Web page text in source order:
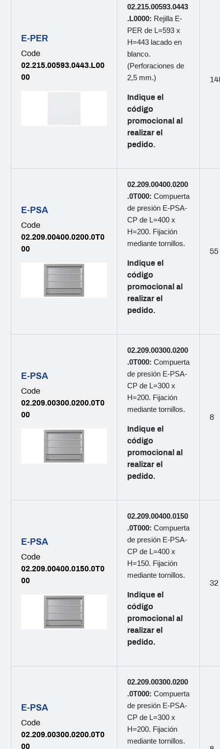
E-PER
Code
02.215.00593.0443.L00
00
02.215.00593.0443
.L0000: Rejilla E-
PER de L=593 x
H=443 lacado en
blanco.
(Perforaciones de
2,5 mm.)
Indique el
código
promocional al
realizar el
pedido.
E-PSA
Code
02.209.00400.0200.0T0
00
02.209.00400.0200
.0T000: Compuerta
de presión E-PSA-
CP de L=400 x
H=200. Fijación
mediante tornillos.
Indique el
código
promocional al
realizar el
pedido.
55
E-PSA
Code
02.209.00300.0200.0T0
00
02.209.00300.0200
.0T000:Compuerta
de presión E-PSA-
CP de L=300 x
H=200. Fijación
mediante tornillos.
Indique el
código
promocional al
realizar el
pedido.
8
E-PSA
Code
02.209.00400.0150.0T0
00
02.209.00400.0150
.0T000:Compuerta
de presión E-PSA-
CP de L=400 x
H=150. Fijación
mediante tornillos.
Indique el
código
promocional al
realizar el
pedido.
32
E-PSA
Code
02.209.00300.0200.0T0
00
02.209.00300.0200
.0T000: Compuerta
de presión E-PSA-
CP de L=300 x
H=200. Fijación
mediante tornillos.